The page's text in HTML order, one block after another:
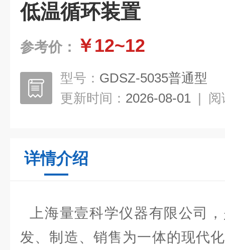
低温循环装置
参考价： ￥12~12
型号： GDSZ-5035普通型
更新时间： 2026-08-01 | 阅
详情介绍
上海量壹科学仪器有限公司
发、制造、销售为一体的现代